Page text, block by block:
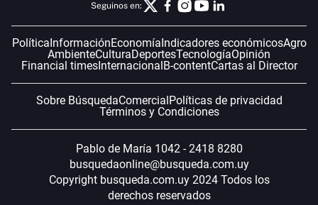
Seguinos en:
PolíticaInformaciónEconomíaIndicadores económicosAgro
AmbienteCulturaDeportesTecnologíaOpinión
Financial timesInternacionalB-contentCartas al Director
Sobre BúsquedaComercialPolíticas de privacidad
Términos y Condiciones
Pablo de María 1042 - 2418 8280
busquedaonline@busqueda.com.uy
Copyright busqueda.com.uy 2024 Todos los
derechos reservados